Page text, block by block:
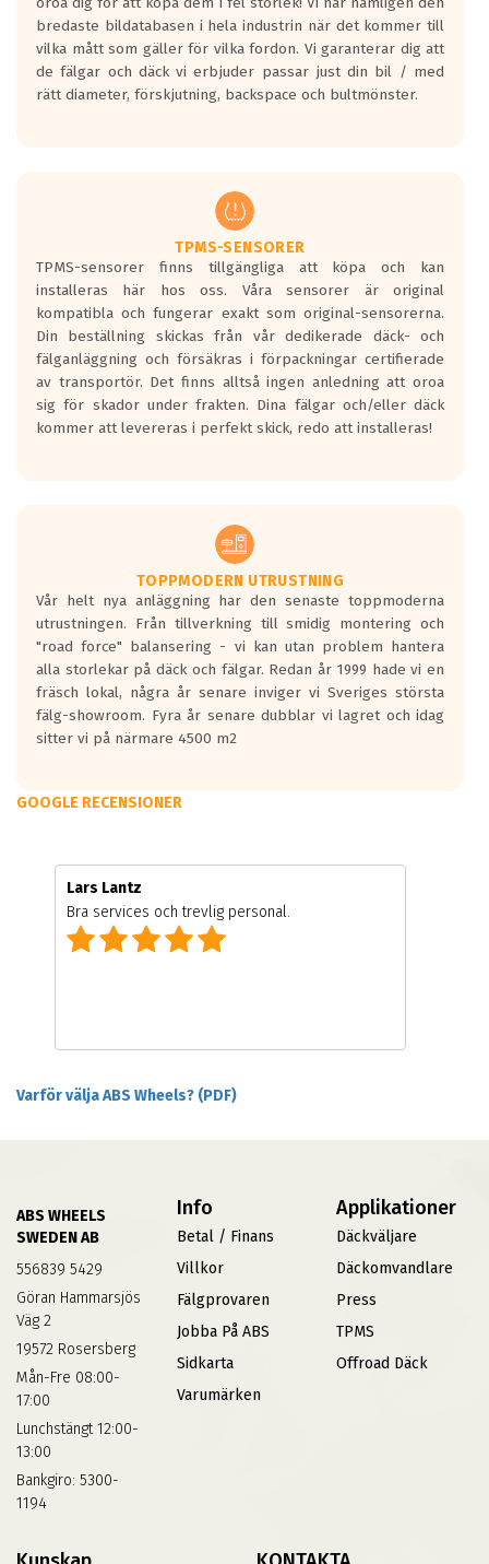
På däckmärkningen kommer det finnas
en symbol av ett däck med vågar. Hög
bullernivå markeras med svarta vågor
medans de vita vågorna påvisar om det är
ett tyst däck.
regelverket som introduceras år 2016.
Ett däck med två svarta vågor är redan
godkända för år 2016 nya regelverk.
Ett däck med en svart våg kommer vara
minst tre decibel tystare än det
regelverk som börjar gälla 2016.
bredaste bildatabasen i hela industrin när det kommer till
vilka mått som gäller för vilka fordon. Vi garanterar dig att
de fälgar och däck vi erbjuder passar just din bil / med
rätt diameter, förskjutning, backspace och bultmönster.
TPMS-SENSORER
TPMS-sensorer finns tillgängliga att köpa och kan
installeras här hos oss. Våra sensorer är original
kompatibla och fungerar exakt som original-sensorerna.
Din beställning skickas från vår dedikerade däck- och
fälganläggning och försäkras i förpackningar certifierade
av transportör. Det finns alltså ingen anledning att oroa
sig för skador under frakten. Dina fälgar och/eller däck
kommer att levereras i perfekt skick, redo att installeras!
TOPPMODERN UTRUSTNING
Vår helt nya anläggning har den senaste toppmoderna
utrustningen. Från tillverkning till smidig montering och
"road force" balansering - vi kan utan problem hantera
alla storlekar på däck och fälgar. Redan år 1999 hade vi en
fräsch lokal, några år senare inviger vi Sveriges största
fälg-showroom. Fyra år senare dubblar vi lagret och idag
sitter vi på närmare 4500 m2
GOOGLE RECENSIONER
Lars Lantz
Bra services och trevlig personal.
Varför välja ABS Wheels? (PDF)
ABS WHEELS
SWEDEN AB
556839 5429
Göran Hammarsjös
Väg 2
19572 Rosersberg
Mån-Fre 08:00-
17:00
Lunchstängt 12:00-
13:00
Bankgiro: 5300-
1194
Info
Betal / Finans
Villkor
Fälgprovaren
Jobba På ABS
Sidkarta
Varumärken
Applikationer
Däckväljare
Däckomvandlare
Press
TPMS
Offroad Däck